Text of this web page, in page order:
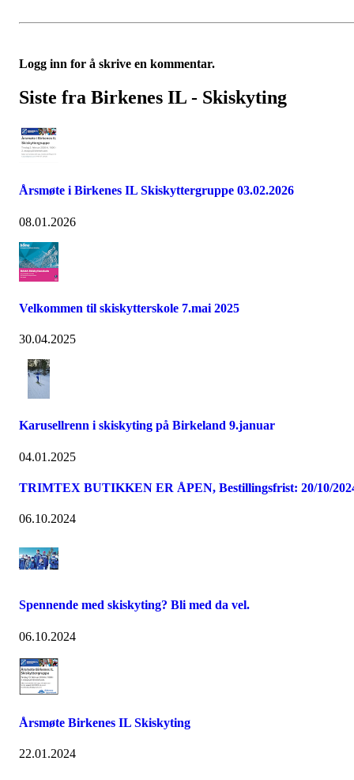
Logg inn for å skrive en kommentar.
Siste fra Birkenes IL - Skiskyting
Årsmøte i Birkenes IL Skiskyttergruppe 03.02.2026
08.01.2026
Velkommen til skiskytterskole 7.mai 2025
30.04.2025
Karusellrenn i skiskyting på Birkeland 9.januar
04.01.2025
TRIMTEX BUTIKKEN ER ÅPEN, Bestillingsfrist: 20/10/
06.10.2024
Spennende med skiskyting? Bli med da vel.
06.10.2024
Årsmøte Birkenes IL Skiskyting
22.01.2024